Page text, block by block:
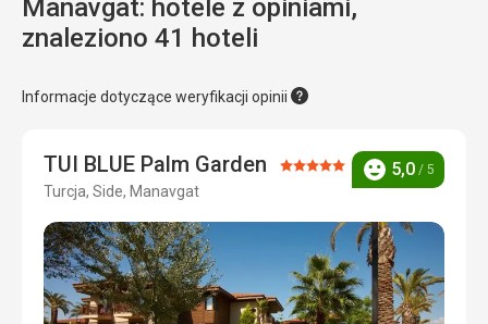
Manavgat: hotele z opiniami,
znaleziono 41 hoteli
Informacje dotyczące weryfikacji opinii
TUI BLUE Palm Garden Ocena:
Turcja, Side, Manavgat
Ocena
5,0 / 5